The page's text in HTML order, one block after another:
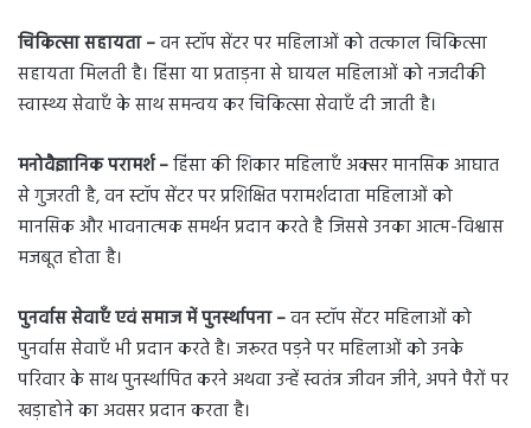
चिकित्सा सहायता –वन स्टॉप सेंटर पर महिलाओं को तत्काल चिकित्सा
सहायता मिलती है। हिंसा या प्रताड़ना से घायल महिलाओं को नजदीकी
स्वास्थ्य सेवाएँ के साथ समन्वय कर चिकित्सा सेवाएँ दी जाती है।
मनोवैज्ञानिक परामर्श –हिंसा की शिकार महिलाएँ अक्सर मानसिक आघात
से गुजरती है, वन स्टॉप सेंटर पर प्रशिक्षित परामर्शदाता महिलाओं को
मानसिक और भावनात्मक समर्थन प्रदान करते है जिससे उनका आत्म-विश्वास
मजबूत होता है।
पुनर्वास सेवाएँ एवं समाज में पुनर्स्थापना –वन स्टॉप सेंटर महिलाओं को
पुनर्वास सेवाएँ भी प्रदान करते है। जरूरत पड़ने पर महिलाओं को उनके
परिवार के साथ पुनर्स्थापित करने अथवा उन्हें स्वतंत्र जीवन जीने, अपने पैरों पर
खड़ाहोने का अवसर प्रदान करता है।